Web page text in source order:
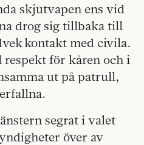
skjutvapen ens vid
drog sig tillbaka till
kontakt med civila.
för kåren och i
ut på patrull,
segrat i valet
över av